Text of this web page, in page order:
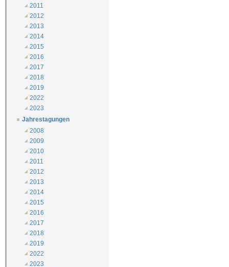
2011
2012
2013
2014
2015
2016
2017
2018
2019
2022
2023
Jahrestagungen
2008
2009
2010
2011
2012
2013
2014
2015
2016
2017
2018
2019
2022
2023